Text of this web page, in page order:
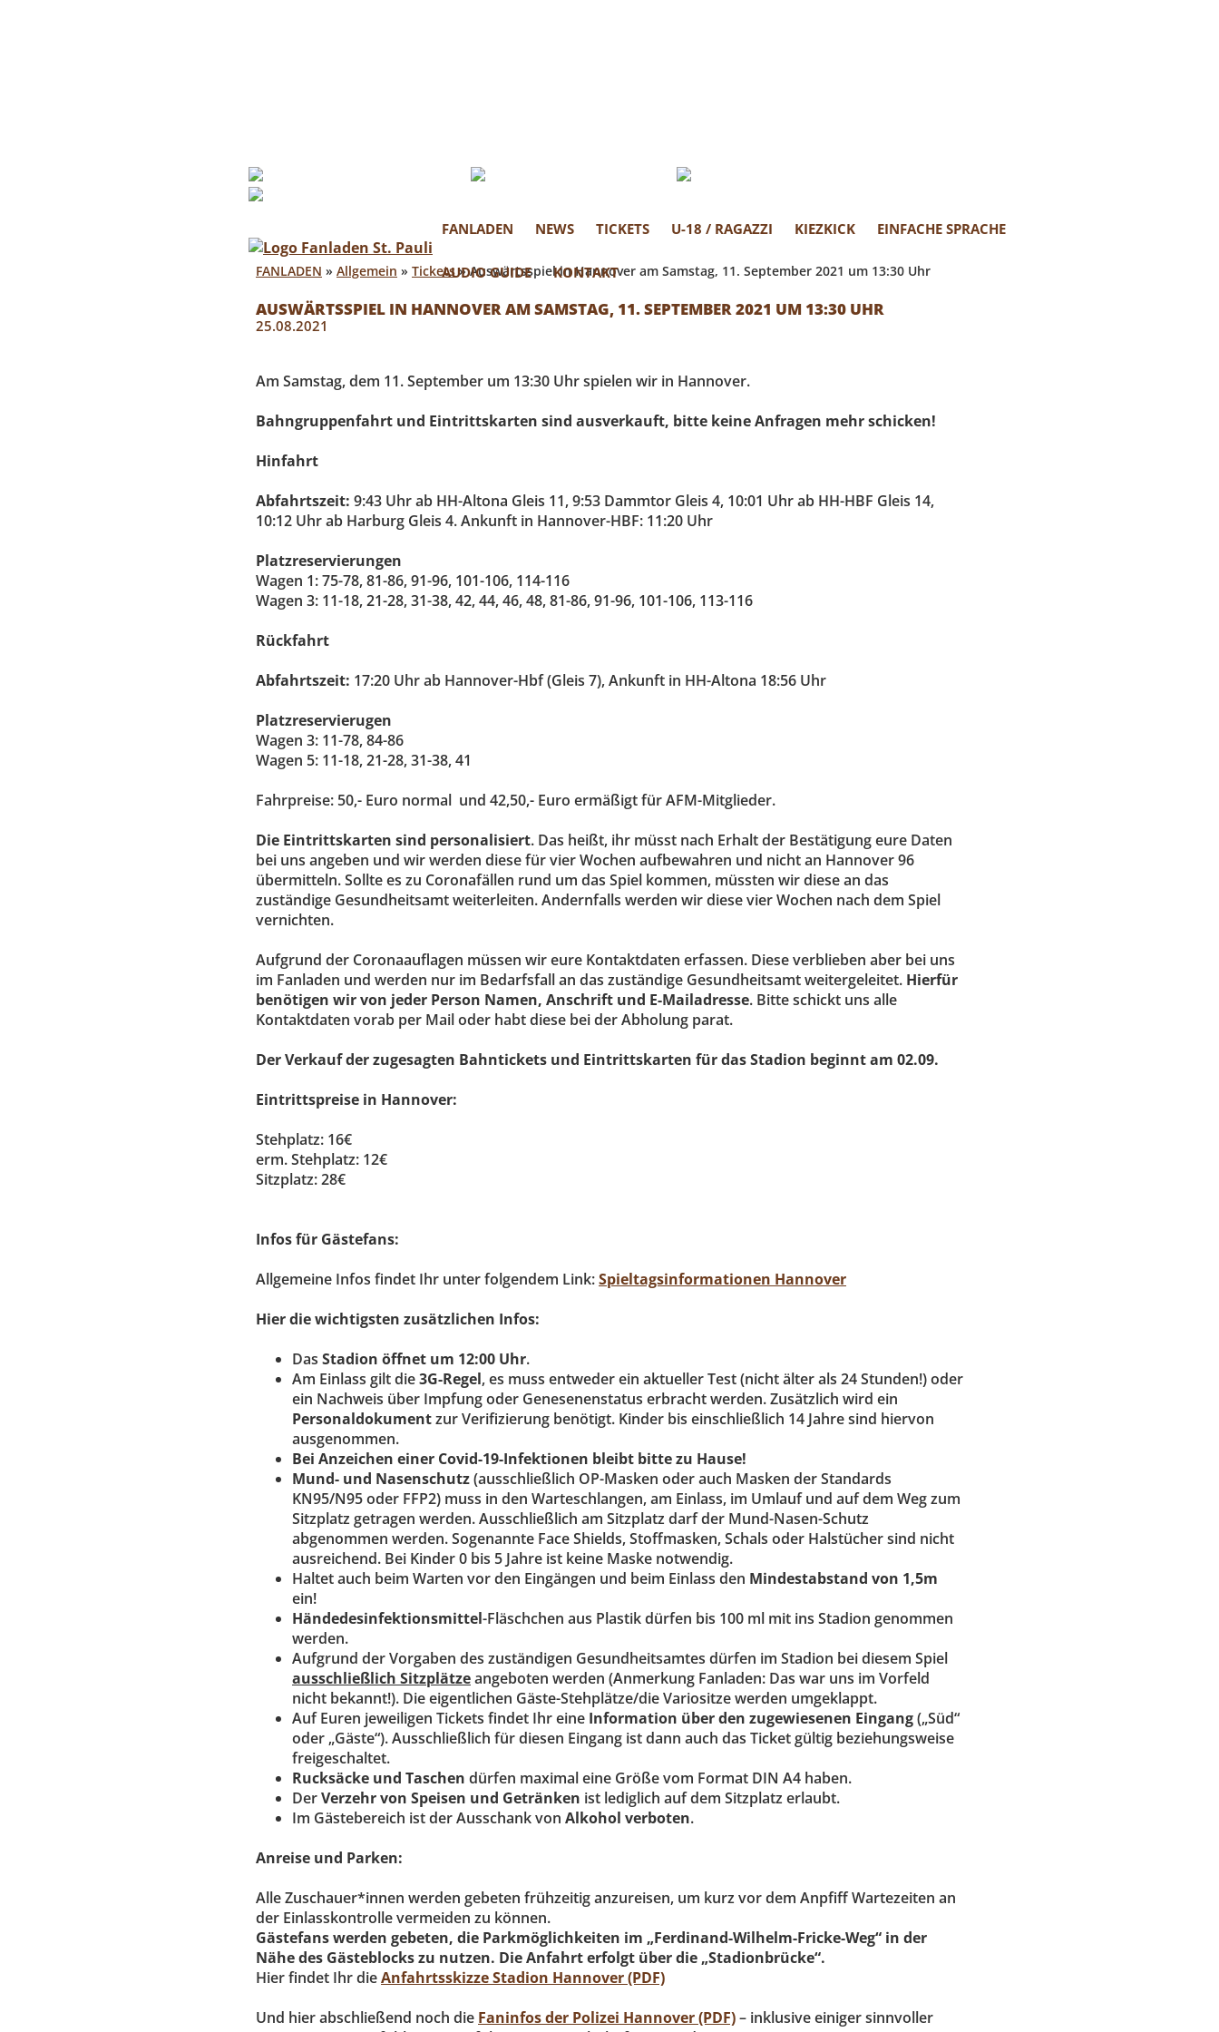
FANLADEN NEWS TICKETS U-18 / RAGAZZI KIEZKICK EINFACHE SPRACHE
AUDIO GUIDE KONTAKT
FANLADEN » Allgemein » Tickets»Auswärtsspiel in Hannover am Samstag, 11. September 2021 um 13:30 Uhr
AUSWÄRTSSPIEL IN HANNOVER AM SAMSTAG, 11. SEPTEMBER 2021 UM 13:30 UHR
25.08.2021
Am Samstag, dem 11. September um 13:30 Uhr spielen wir in Hannover.
Bahngruppenfahrt und Eintrittskarten sind ausverkauft, bitte keine Anfragen mehr schicken!
Hinfahrt
Abfahrtszeit: 9:43 Uhr ab HH-Altona Gleis 11, 9:53 Dammtor Gleis 4, 10:01 Uhr ab HH-HBF Gleis 14,
10:12 Uhr ab Harburg Gleis 4. Ankunft in Hannover-HBF: 11:20 Uhr
Platzreservierungen
Wagen 1: 75-78, 81-86, 91-96, 101-106, 114-116
Wagen 3: 11-18, 21-28, 31-38, 42, 44, 46, 48, 81-86, 91-96, 101-106, 113-116
Rückfahrt
Abfahrtszeit: 17:20 Uhr ab Hannover-Hbf (Gleis 7), Ankunft in HH-Altona 18:56 Uhr
Platzreservierugen
Wagen 3: 11-78, 84-86
Wagen 5: 11-18, 21-28, 31-38, 41
Fahrpreise: 50,- Euro normal und 42,50,- Euro ermäßigt für AFM-Mitglieder.
Die Eintrittskarten sind personalisiert. Das heißt, ihr müsst nach Erhalt der Bestätigung eure Daten
bei uns angeben und wir werden diese für vier Wochen aufbewahren und nicht an Hannover 96
übermitteln. Sollte es zu Coronafällen rund um das Spiel kommen, müssten wir diese an das
zuständige Gesundheitsamt weiterleiten. Andernfalls werden wir diese vier Wochen nach dem Spiel
vernichten.
Aufgrund der Coronaauflagen müssen wir eure Kontaktdaten erfassen. Diese verblieben aber bei uns
im Fanladen und werden nur im Bedarfsfall an das zuständige Gesundheitsamt weitergeleitet. Hierfür
benötigen wir von jeder Person Namen, Anschrift und E-Mailadresse. Bitte schickt uns alle
Kontaktdaten vorab per Mail oder habt diese bei der Abholung parat.
Der Verkauf der zugesagten Bahntickets und Eintrittskarten für das Stadion beginnt am 02.09.
Eintrittspreise in Hannover:
Stehplatz: 16€
erm. Stehplatz: 12€
Sitzplatz: 28€
Infos für Gästefans:
Allgemeine Infos findet Ihr unter folgendem Link:Spieltagsinformationen Hannover
Hier die wichtigsten zusätzlichen Infos:
Das Stadion öffnet um 12:00 Uhr.
Am Einlass gilt die3G-Regel, es muss entweder ein aktueller Test (nicht älter als 24 Stunden!) oder
ein Nachweis über Impfung oder Genesenenstatus erbracht werden. Zusätzlich wird ein
Personaldokumentzur Verifizierung benötigt. Kinder bis einschließlich 14 Jahre sind hiervon
ausgenommen.
Bei Anzeichen einer Covid-19-Infektionen bleibt bitte zu Hause!
Mund- und Nasenschutz(ausschließlich OP-Masken oder auch Masken der Standards
KN95/N95 oder FFP2) muss in den Warteschlangen, am Einlass, im Umlauf und auf dem Weg zum
Sitzplatz getragen werden. Ausschließlich am Sitzplatz darf der Mund-Nasen-Schutz
abgenommen werden. Sogenannte Face Shields, Stoffmasken, Schals oder Halstücher sind nicht
ausreichend. Bei Kinder 0 bis 5 Jahre ist keine Maske notwendig.
Haltet auch beim Warten vor den Eingängen und beim Einlass den Mindestabstand von 1,5m
ein!
Händedesinfektionsmittel-Fläschchen aus Plastik dürfen bis 100 ml mit ins Stadion genommen
werden.
Aufgrund der Vorgaben des zuständigen Gesundheitsamtes dürfen im Stadion bei diesem Spiel
ausschließlich Sitzplätzeangeboten werden (Anmerkung Fanladen: Das war uns im Vorfeld
nicht bekannt!). Die eigentlichen Gäste-Stehplätze/die Variositze werden umgeklappt.
Auf Euren jeweiligen Tickets findet Ihr eine Information über den zugewiesenen Eingang(„Süd“
oder „Gäste“). Ausschließlich für diesen Eingang ist dann auch das Ticket gültig beziehungsweise
freigeschaltet.
Rucksäcke und Taschen dürfen maximal eine Größe vom Format DIN A4 haben.
DerVerzehr von Speisen und Getränken ist lediglich auf dem Sitzplatz erlaubt.
Im Gästebereich ist der Ausschank von Alkohol verboten.
Anreise und Parken:
Alle Zuschauer*innen werden gebeten frühzeitig anzureisen, um kurz vor dem Anpfiff Wartezeiten an
der Einlasskontrolle vermeiden zu können.
Gästefans werden gebeten, die Parkmöglichkeiten im „Ferdinand-Wilhelm-Fricke-Weg“ in der
Nähe des Gästeblocks zu nutzen. Die Anfahrt erfolgt über die „Stadionbrücke“.
Hier findet Ihr dieAnfahrtsskizze Stadion Hannover (PDF)
Und hier abschließend noch die Faninfos der Polizei Hannover (PDF)– inklusive einiger sinnvoller